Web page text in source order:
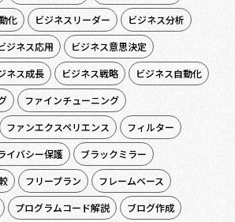
化
ビジネスリーダー
ビジネス分析
ジネス応用
ビジネス意思決定
ネス成長 ビジネス戦略
ビジネス自動化
ファインチューニング
ファンエクスペリエンス
フィルター
イバシー保護
ブラックミラー
フリープラン
フレームベース
プログラムコード解説
ブログ作成